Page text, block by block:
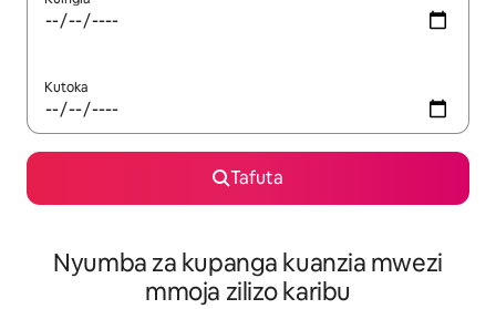
Kutoka
Tafuta
Nyumba za kupanga kuanzia mwezi
mmoja zilizo karibu